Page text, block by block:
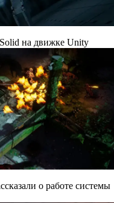
на движке Unity
о работе системы